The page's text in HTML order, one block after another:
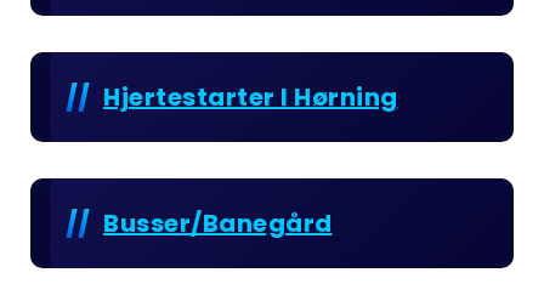
Hjertestarter I Hørning
Busser/Banegård